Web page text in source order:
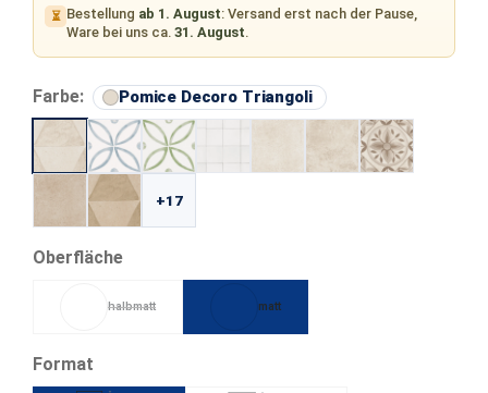
⏳ Bestellung ab 1. August: Versand erst nach der Pause,
Ware bei uns ca.31. August.
Farbe: Pomice Decoro Triangoli auswählen
+17
Oberflächeauswählen
halbmatt matt
Format